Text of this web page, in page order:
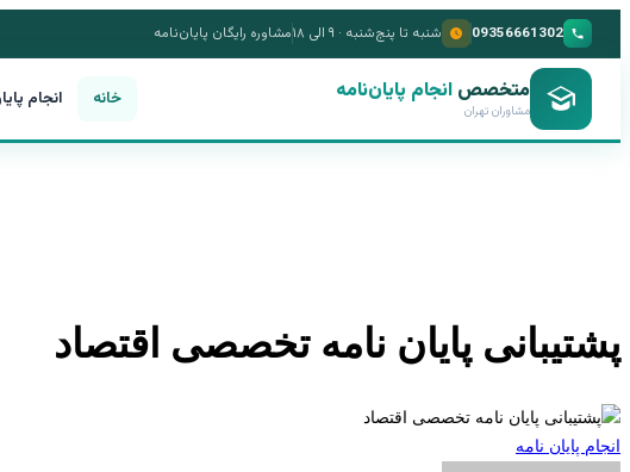
09356661302 شنبه تا پنج‌شنبه · ۹ الی ۱۸ مشاوره رایگان پایان‌نامه
متخصص انجام پایان‌نامه
مشاوران تهران خانه انجام
پشتیبانی پایان نامه تخصصی اقتصاد
انجام پایان نامه